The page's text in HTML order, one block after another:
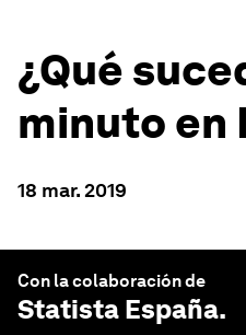
¿Qué
minuto en
18 mar. 2019
Con la colaboración de
Statista España.